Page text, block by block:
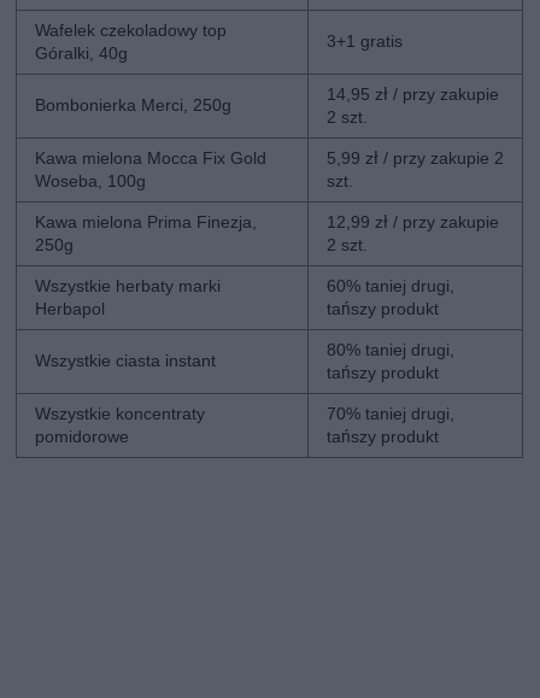
Wafelek czekoladowy top
Góralki, 40g
3+1 gratis
Bombonierka Merci, 250g
14,95 zł / przy zakupie
2 szt.
Kawa mielona Mocca Fix Gold
Woseba, 100g
5,99 zł / przy zakupie 2
szt.
Kawa mielona Prima Finezja,
250g
12,99 zł / przy zakupie
2 szt.
Wszystkie herbaty marki
Herbapol
60% taniej drugi,
tańszy produkt
Wszystkie ciasta instant
80% taniej drugi,
tańszy produkt
Wszystkie koncentraty
pomidorowe
70% taniej drugi,
tańszy produkt